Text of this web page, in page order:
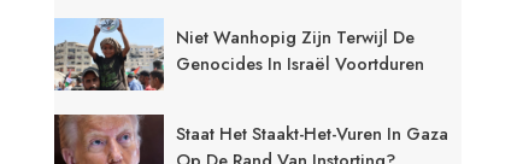
Niet Wanhopig Zijn Terwijl De
Genocides In Israël Voortduren
Staat Het Staakt-Het-Vuren In Gaza